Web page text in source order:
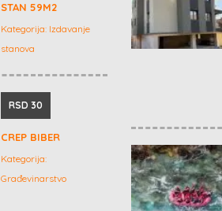
STAN 59M2
Kategorija: Izdavanje
stanova
RSD 30
CREP BIBER
Kategorija:
Građevinarstvo